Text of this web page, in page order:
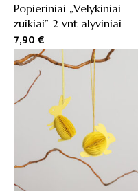
Popieriniai „Velykiniai
zuikiai” 2 vnt alyviniai
7,90€